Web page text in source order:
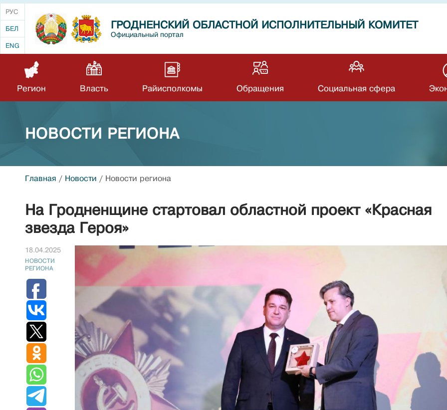
РУС
БЕЛ
ENG
ГРОДНЕНСКИЙ ОБЛАСТНОЙ ИСПОЛНИТЕЛЬНЫЙ КОМИТЕТ
Официальный портал
Регион Власть Райисполкомы Обращения Социальная сфера
НОВОСТИ РЕГИОНА
Главная / Новости / Новости региона
На Гродненщине стартовал областной проект «Красная
звезда Героя»
18.04.2025
НОВОСТИ
РЕГИОНА